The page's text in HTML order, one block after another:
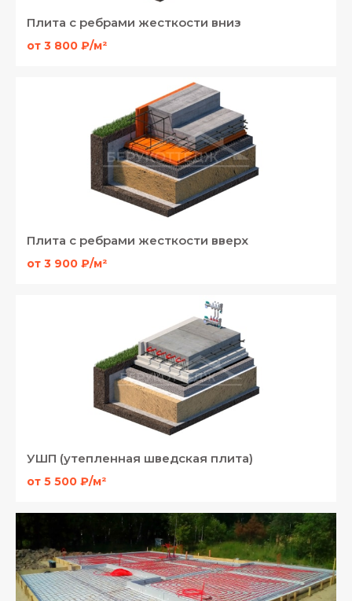
Плита с ребрами жесткости вниз
от 3 800 ₽/м²
Плита с ребрами жесткости вверх
от 3 900 ₽/м²
УШП (утепленная шведская плита)
от 5 500 ₽/м²